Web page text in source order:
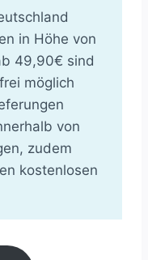
in Höhe von
49,90€ sind
möglich
von
zudem
kostenlosen